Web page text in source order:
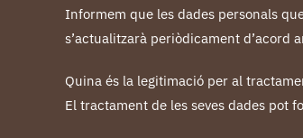
Informem que les dades personals
s’actualitzarà periòdicament d’acord
Quina és la legitimació per al
El tractament de les seves dades pot